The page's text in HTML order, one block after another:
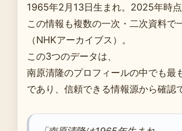
1965年2月13日生まれ。2025年時点
この情報も複数の一次・二次資料で
（NHKアーカイブス）。
この3つのデータは、
南原清隆のプロフィールの中でも最
であり、信頼できる情報源から確認